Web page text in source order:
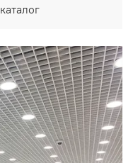
каталог